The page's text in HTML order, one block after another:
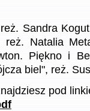
Sandra
Natalia
Piękno i
biel", reż.
pod